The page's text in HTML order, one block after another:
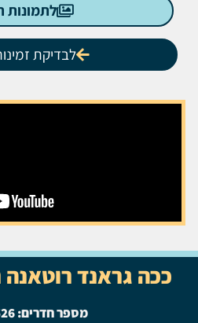
לתמונות
לבדיקת
ככה גראנד רוטאנה
מספר חדרים: